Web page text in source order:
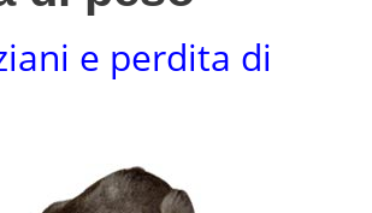
e perdita di